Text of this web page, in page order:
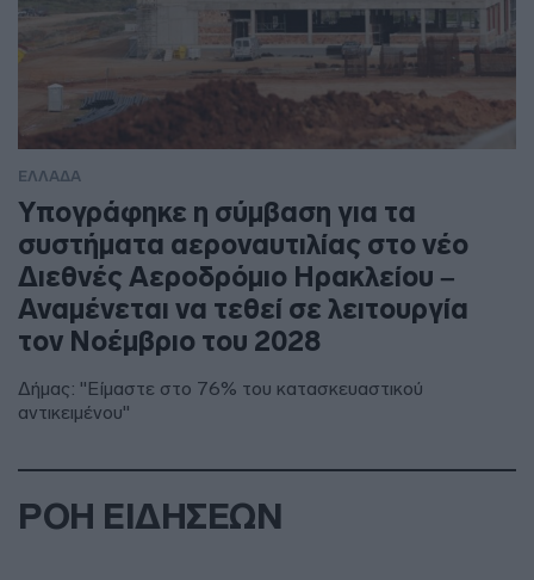
ΕΛΛΑΔΑ
Υπογράφηκε η σύμβαση για τα
συστήματα αεροναυτιλίας στο νέο
Διεθνές Αεροδρόμιο Ηρακλείου –
Αναμένεται να τεθεί σε λειτουργία
τον Νοέμβριο του 2028
Δήμας: "Είμαστε στο 76% του κατασκευαστικού
αντικειμένου"
ΡΟΗ ΕΙΔΗΣΕΩΝ